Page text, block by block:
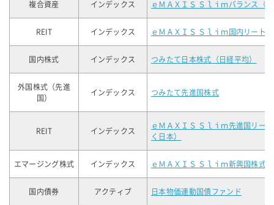
複合資産 インデックス ｅＭＡＸＩＳ Ｓｌｉｍバランス（
REIT インデックス ｅＭＡＸＩＳ Ｓｌｉｍ国内リート
国内株式 インデックス つみたて日本株式（日経平均）
外国株式（先進
国）
インデックス つみたて先進国株式
REIT インデックス
ｅＭＡＸＩＳ Ｓｌｉｍ先進国リー
く日本）
エマージング株式 インデックス ｅＭＡＸＩＳ Ｓｌｉｍ新興国株式
国内債券 アクティブ 日本物価連動国債ファンド